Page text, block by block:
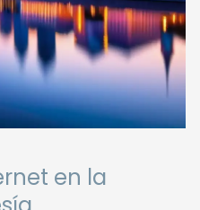
en la